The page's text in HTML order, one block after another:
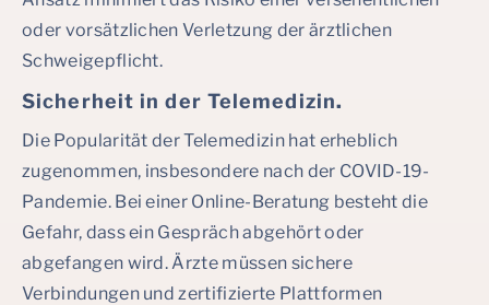
oder vorsätzlichen Verletzung der ärztlichen
Schweigepflicht.
Sicherheit in der Telemedizin.
Die Popularität der Telemedizin hat erheblich
zugenommen, insbesondere nach der COVID-19-
Pandemie. Bei einer Online-Beratung besteht die
Gefahr, dass ein Gespräch abgehört oder
abgefangen wird. Ärzte müssen sichere
Verbindungen und zertifizierte Plattformen